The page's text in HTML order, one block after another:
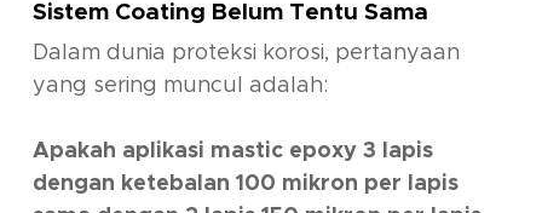
Sistem Coating Belum Tentu Sama
Dalam dunia proteksi korosi, pertanyaan
yang sering muncul adalah:
Apakah aplikasi mastic epoxy 3 lapis
dengan ketebalan 100 mikron per lapis